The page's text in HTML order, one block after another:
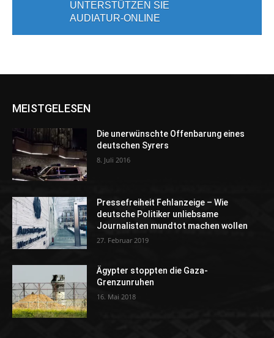
UNTERSTÜTZEN SIE
AUDIATUR-ONLINE
MEISTGELESEN
Die unerwünschte Offenbarung eines
deutschen Syrers
8. Juli 2016
Pressefreiheit Fehlanzeige – Wie
deutsche Politiker unliebsame
Journalisten mundtot machen wollen
27. Februar 2019
Ägypter stoppten die Gaza-
Grenzunruhen
16. Mai 2018